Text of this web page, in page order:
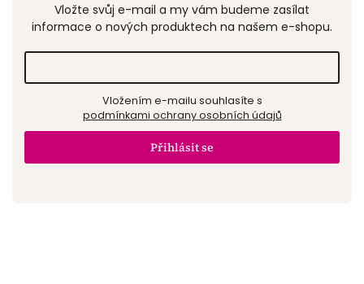
Vložte svůj e-mail a my vám budeme zasílat
informace o nových produktech na našem e-shopu.
podmínkami ochrany osobních údajů
Přihlásit se